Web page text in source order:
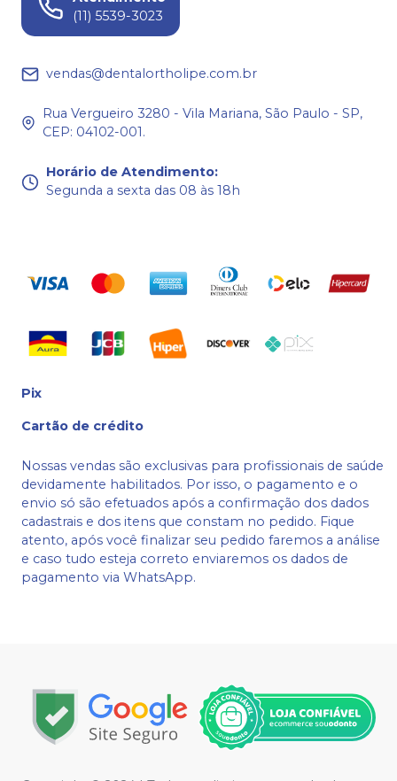
(11) 5539-3023
vendas@dentalortholipe.com.br
Rua Vergueiro 3280 - Vila Mariana, São Paulo - SP,
CEP: 04102-001.
Horário de Atendimento:
Segunda a sexta das 08 às 18h
Pix
Cartão de crédito
Nossas vendas são exclusivas para profissionais de saúde
devidamente habilitados. Por isso, o pagamento e o
envio só são efetuados após a confirmação dos dados
cadastrais e dos itens que constam no pedido. Fique
atento, após você finalizar seu pedido faremos a análise
e caso tudo esteja correto enviaremos os dados de
pagamento via WhatsApp.